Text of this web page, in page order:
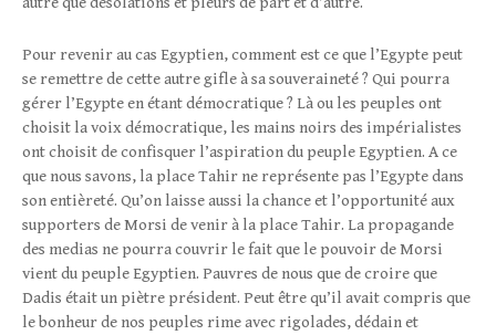
Pour revenir au cas Egyptien, comment est ce que l’Egypte peut
se remettre de cette autre gifle à sa souveraineté ? Qui pourra
gérer l’Egypte en étant démocratique ? Là ou les peuples ont
choisit la voix démocratique, les mains noirs des impérialistes
ont choisit de confisquer l’aspiration du peuple Egyptien. A ce
que nous savons, la place Tahir ne représente pas l’Egypte dans
son entièreté. Qu’on laisse aussi la chance et l’opportunité aux
supporters de Morsi de venir à la place Tahir. La propagande
des medias ne pourra couvrir le fait que le pouvoir de Morsi
vient du peuple Egyptien. Pauvres de nous que de croire que
Dadis était un piètre président. Peut être qu’il avait compris que
le bonheur de nos peuples rime avec rigolades, dédain et